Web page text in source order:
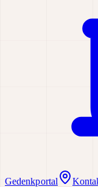
Gedenkportal